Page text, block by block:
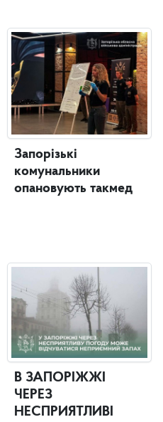
Запорізькі
комунальники
опановують такмед
В ЗАПОРІЖЖІ
ЧЕРЕЗ
НЕСПРИЯТЛИВІ